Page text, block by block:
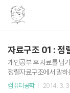
자료구조 01 : 정
개인공부 후 자료를 남
정렬자료구조에서 말하
한 방식으로 어떻게 정
컴퓨터공학 2014. 3.